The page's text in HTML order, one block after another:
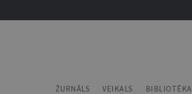
ŽURNĀLS VEIKALS BIBLIOTĒKA